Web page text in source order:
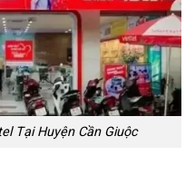
Tại Huyện Cần Giuộc